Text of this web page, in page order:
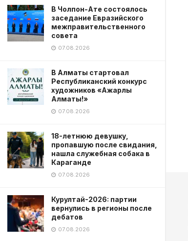
В Чолпон-Ате состоялось
заседание Евразийского
межправительственного
совета
07.08.2026
В Алматы стартовал
Республиканский конкурс
художников «Ажарлы
Алматы!»
07.08.2026
18-летнюю девушку,
пропавшую после свидания,
нашла служебная собака в
Караганде
07.08.2026
Курултай-2026: партии
вернулись в регионы после
дебатов
07.08.2026